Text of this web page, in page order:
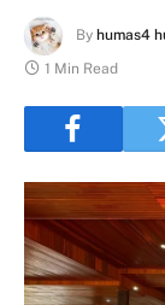
By humas4
1 Min Read